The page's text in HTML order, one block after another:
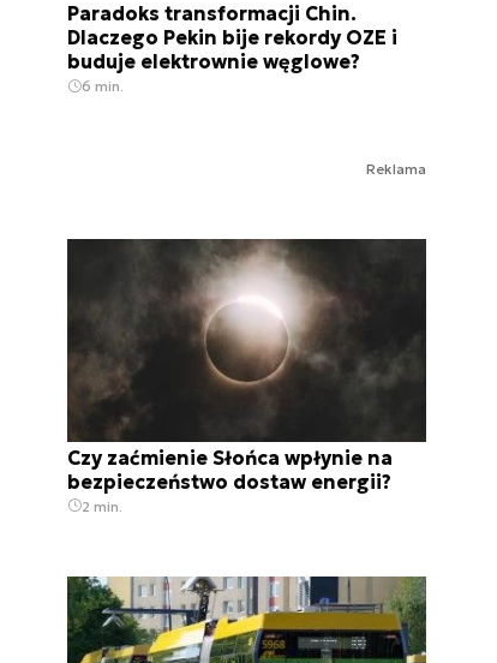
Paradoks transformacji Chin.
Dlaczego Pekin bije rekordy OZE i
buduje elektrownie węglowe?
6 min.
Reklama
Czy zaćmienie Słońca wpłynie na
bezpieczeństwo dostaw energii?
2 min.